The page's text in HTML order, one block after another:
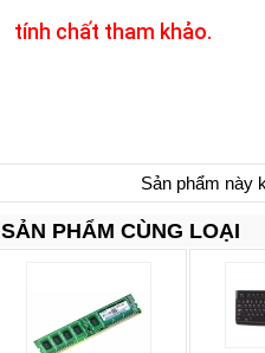
tính chất tham khảo.
Sản phẩm này
SẢN PHẨM CÙNG LOẠI